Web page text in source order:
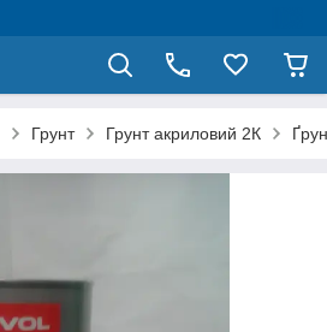
Грунт Грунт акриловий 2К